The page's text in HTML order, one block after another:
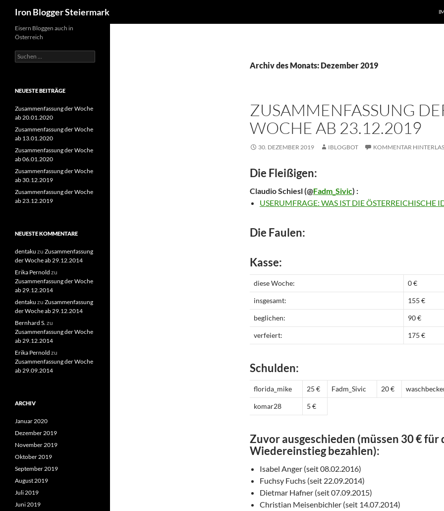
Inhalt
springen
Iron Blogger Steiermark
Archiv des Monats: Dezember 2019
ZUSAMMENFASSUNG
WOCHE AB 23.12.2019
30. DEZEMBER 2019 IBLOGBOT KOMMENTAR
Die Fleißigen:
Claudio Schiesl(@Fadm_Sivic) :
USERUMFRAGE: WAS IST DIE ÖSTERREICHISCHE
Die Faulen:
Kasse:
diese Woche: 0 €
insgesamt: 155 €
beglichen: 90 €
verfeiert: 175 €
Schulden:
florida_mike 25 € Fadm_Sivic 20 €
komar28 5 €
Zuvor ausgeschieden (müssen 30 € für
Wiedereinstieg bezahlen):
Isabel Anger (seit 08.02.2016)
Fuchsy Fuchs (seit 22.09.2014)
Dietmar Hafner (seit 07.09.2015)
Christian Meisenbichler (seit 14.07.2014)
Eisern Bloggen auch in
Österreich
Suchen
nach:
NEUESTE BEITRÄGE
Zusammenfassung der Woche
ab 20.01.2020
Zusammenfassung der Woche
ab 13.01.2020
Zusammenfassung der Woche
ab 06.01.2020
Zusammenfassung der Woche
ab 30.12.2019
Zusammenfassung der Woche
ab 23.12.2019
NEUESTE KOMMENTARE
dentaku zu Zusammenfassung
der Woche ab 29.12.2014
Erika Pernold zu
Zusammenfassung der Woche
ab 29.12.2014
dentaku zu Zusammenfassung
der Woche ab 29.12.2014
Bernhard S. zu
Zusammenfassung der Woche
ab 29.12.2014
Erika Pernold zu
Zusammenfassung der Woche
ab 29.09.2014
ARCHIV
Januar 2020
Dezember 2019
November 2019
Oktober 2019
September 2019
August 2019
Juli 2019
Juni 2019